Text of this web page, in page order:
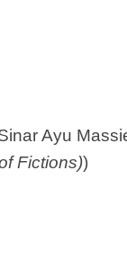
Ayu
Fictions))